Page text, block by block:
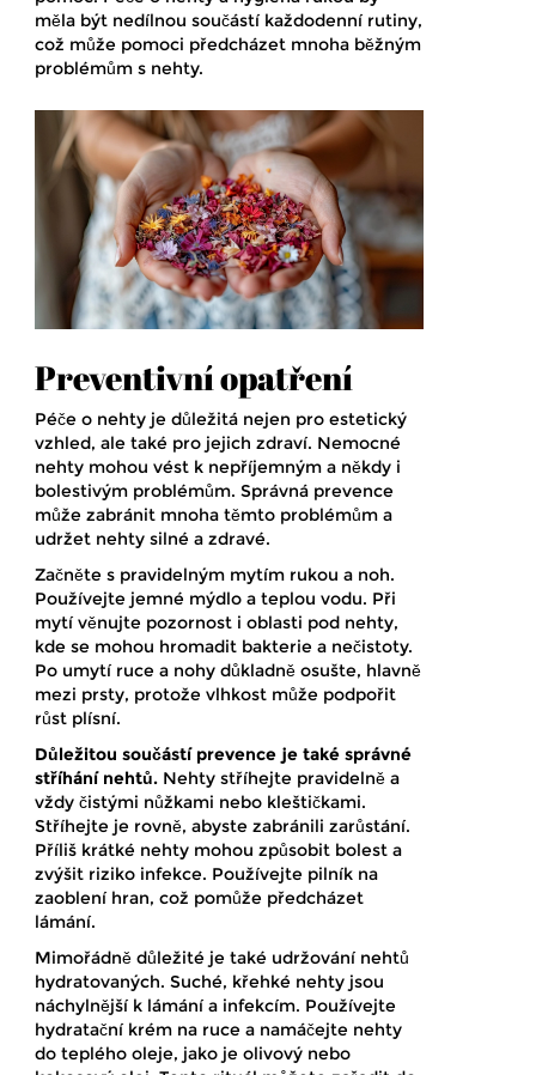
měla být nedílnou součástí každodenní rutiny,
což může pomoci předcházet mnoha běžným
problémům s nehty.
Preventivní opatření
Péče o nehty je důležitá nejen pro estetický
vzhled, ale také pro jejich zdraví. Nemocné
nehty mohou vést k nepříjemným a někdy i
bolestivým problémům. Správná prevence
může zabránit mnoha těmto problémům a
udržet nehty silné a zdravé.
Začněte s pravidelným mytím rukou a noh.
Používejte jemné mýdlo a teplou vodu. Při
mytí věnujte pozornost i oblasti pod nehty,
kde se mohou hromadit bakterie a nečistoty.
Po umytí ruce a nohy důkladně osušte, hlavně
mezi prsty, protože vlhkost může podpořit
růst plísní.
Důležitou součástí prevence je také správné
stříhání nehtů. Nehty stříhejte pravidelně a
vždy čistými nůžkami nebo kleštičkami.
Stříhejte je rovně, abyste zabránili zarůstání.
Příliš krátké nehty mohou způsobit bolest a
zvýšit riziko infekce. Používejte pilník na
zaoblení hran, což pomůže předcházet
lámání.
Mimořádně důležité je také udržování nehtů
hydratovaných. Suché, křehké nehty jsou
náchylnější k lámání a infekcím. Používejte
hydratační krém na ruce a namáčejte nehty
do teplého oleje, jako je olivový nebo